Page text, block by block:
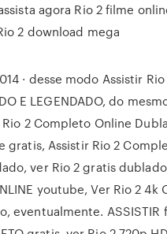
agora Rio 2 filme
2 download mega
· desse modo Assistir Rio
E LEGENDADO, do
2 Completo Online
gratis, Assistir Rio 2
ver Rio 2 gratis
youtube, Ver Rio 2 4k
eventualmente. ASSISTIR